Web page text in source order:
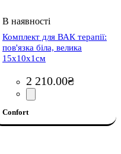
Комплект для ВАК терапії:
пов'язка біла, велика
15х10х1см
2 210.00₴
Confort